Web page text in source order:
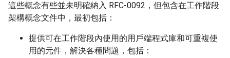
這些概念有些並未明確納入 RFC-0092，但包含在工作階段
架構概念文件中，最初包括：
提供可在工作階段內使用的用戶端程式庫和可重複使
用的元件，解決各種問題，包括：